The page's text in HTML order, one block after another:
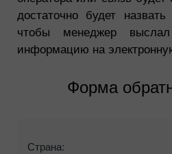
достаточно будет
чтобы менеджер
информацию на
Форма
Страна: